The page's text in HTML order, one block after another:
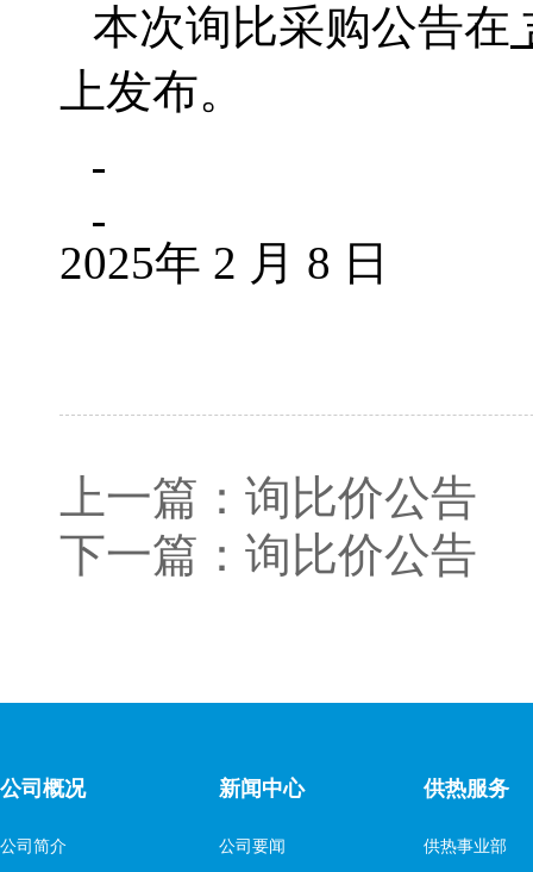
本次询比采购公告在
上发布。
2025年 2 月 8 日
上一篇： 询比价公告
下一篇： 询比价公告
公司概况
公司简介
新闻中心
公司要闻
供热服务
供热事业部